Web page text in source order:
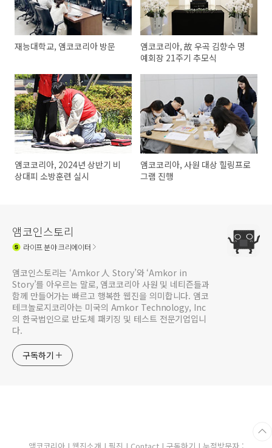
재능대학교, 앰코코리아 방문
앰코코리아, 故 우곡 김향수 명
예회장 21주기 추모식
앰코코리아, 2024년 상반기 비
상대피 소방훈련 실시
앰코코리아, 사원 대상 힐링프로
그램 진행
앰코인스토리
라이프분야 크리에이터
앰코인스토리는 ‘Amkor 人 Story’와 ‘Amkor in
Story’를 아우르는 말로, 앰코코리아 사원 및 네티즌들과
함께 만들어가는 빠르고 행복한 웹진을 의미합니다. 앰코
테크놀로지코리아는 미국의 Amkor Technology, Inc
의 한국법인으로 반도체 패키징 및 테스트 전문기업입니
다.
구독하기